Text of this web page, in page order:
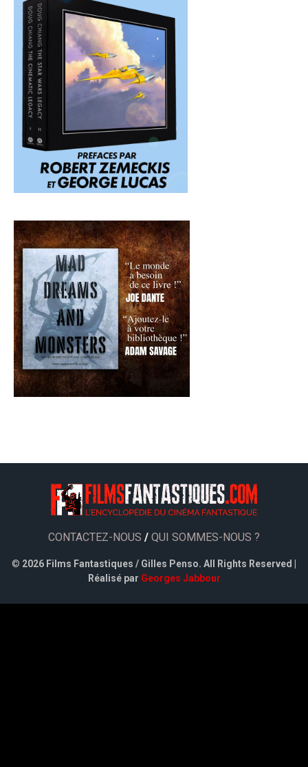
CONTACTEZ-NOUS / QUI SOMMES-NOUS ?
© 2026 Films Fantastiques / Gilles Penso. All Rights Reserved |
Réalisé par Georges Jabbour